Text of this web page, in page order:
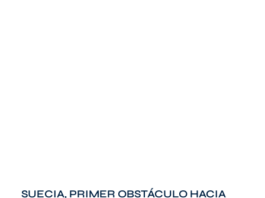
SUECIA, PRIMER OBSTÁCULO HACIA